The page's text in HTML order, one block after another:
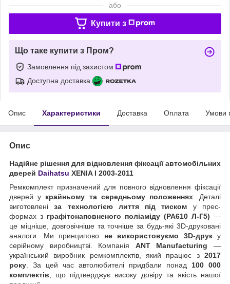
або
Купити з
Що таке купити з Пром?
Замовлення під захистом
Доступна доставка
Опис Характеристики Доставка Оплата Умови
Опис
Надійне рішення для відновлення фіксації автомобільних
дверей Daihatsu XENIA I 2003-2011
Ремкомплект призначений для повного відновлення фіксації
дверей у крайньому та середньому положеннях. Деталі
виготовленіза технологією лиття під тиском у прес-
формах з графітонаповненого поліаміду (PA610 Л-Г5) —
це міцніше, довговічніше та точніше за будь-які 3D-друковані
аналоги. Ми принципово не використовуємо 3D-друку
серійному виробництві. Компанія ANT Manufacturing —
український виробник ремкомплектів, який працює з 2017
року . За цей час автолюбителі придбали понад 100 000
комплектів , що підтверджує високу довіру та якість нашої